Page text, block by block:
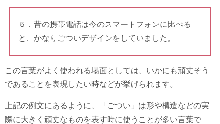
５．昔の携帯電話は今のスマートフォンに比べる
と、かなりごついデザインをしていました。
この言葉がよく使われる場面としては、いかにも頑丈そう
であることを表現したい時などが挙げられます。
上記の例文にあるように、「ごつい」は形や構造などの実
際に大きく頑丈なものを表す時に使うことが多い言葉で